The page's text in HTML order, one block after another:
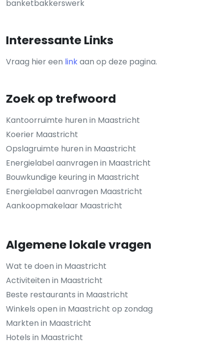
banketbakkerswerk
Interessante Links
Vraag hier een linkaan op deze pagina.
Zoek op trefwoord
Kantoorruimte huren in Maastricht
Koerier Maastricht
Opslagruimte huren in Maastricht
Energielabel aanvragen in Maastricht
Bouwkundige keuring in Maastricht
Energielabel aanvragen Maastricht
Aankoopmakelaar Maastricht
Algemene lokale vragen
Wat te doen in Maastricht
Activiteiten in Maastricht
Beste restaurants in Maastricht
Winkels open in Maastricht op zondag
Markten in Maastricht
Hotels in Maastricht